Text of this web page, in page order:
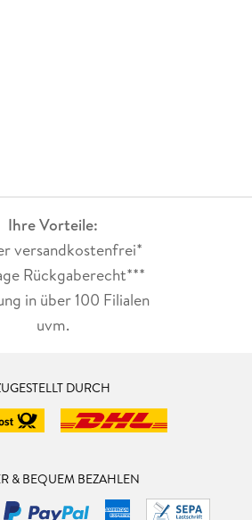
Ihre Vorteile:
versandkostenfrei*
Rückgaberecht***
in über 100 Filialen
uvm.
DURCH
& BEQUEM BEZAHLEN